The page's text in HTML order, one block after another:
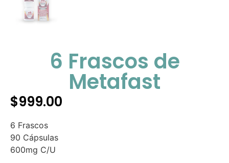
6 Frascos de
Metafast
$999.00
6 Frascos
90 Cápsulas
600mg C/U